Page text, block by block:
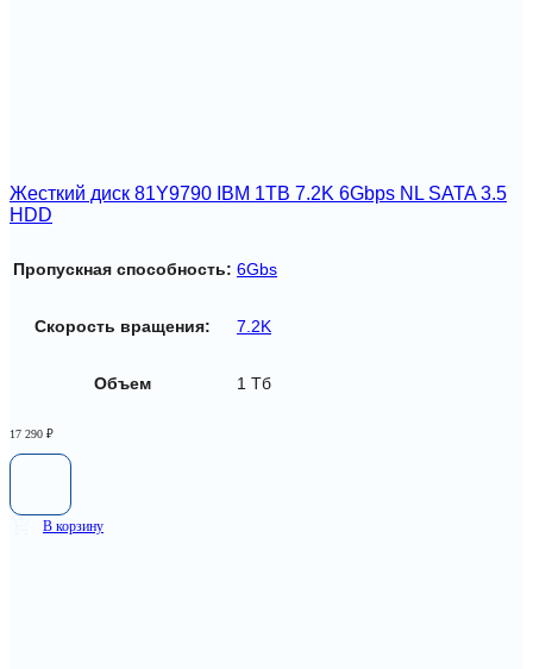
Жесткий диск 81Y9790 IBM 1TB 7.2K 6Gbps NL SATA 3.5
HDD
Пропускная способность: 6Gbs
Скорость вращения: 7.2K
Объем 1 Тб
17 290 ₽
В корзину